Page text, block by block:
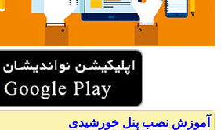
نصب پنل خورشیدی